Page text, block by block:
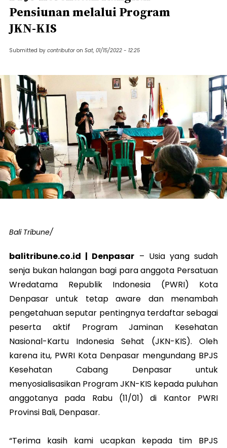
Pensiunan melalui Program
JKN-KIS
Submitted by contributor on Sat, 01/15/2022 - 12:25
Bali Tribune/
balitribune.co.id | Denpasar – Usia yang sudah
senja bukan halangan bagi para anggota Persatuan
Wredatama Republik Indonesia (PWRI) Kota
Denpasar untuk tetap aware dan menambah
pengetahuan seputar pentingnya terdaftar sebagai
peserta aktif Program Jaminan Kesehatan
Nasional-Kartu Indonesia Sehat (JKN-KIS). Oleh
karena itu, PWRI Kota Denpasar mengundang BPJS
Kesehatan Cabang Denpasar untuk
menyosialisasikan Program JKN-KIS kepada puluhan
anggotanya pada Rabu (11/01) di Kantor PWRI
Provinsi Bali, Denpasar.
“Terima kasih kami ucapkan kepada tim BPJS